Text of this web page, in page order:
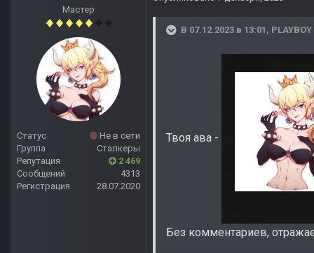
Мастер
Статус
Не в сети
Группа
Сталкеры
Репутация
2 469
Сообщений
4313
Регистрация
28.07.2020
В 07.12.2023 в 13:01, PLAYBOY
Твоя ава -
Без комментариев,